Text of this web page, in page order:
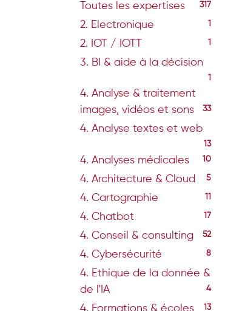
Toutes les expertises 317
2. Electronique 1
2. IOT / IOTT 1
3. BI & aide à la décision
1
4. Analyse & traitement
images, vidéos et sons
33
4. Analyse textes et web
13
4. Analyses médicales 10
4. Architecture & Cloud 5
4. Cartographie 11
4. Chatbot 17
4. Conseil & consulting 52
4. Cybersécurité 8
4. Ethique de la donnée &
de l'IA
4
4. Formations & écoles 13